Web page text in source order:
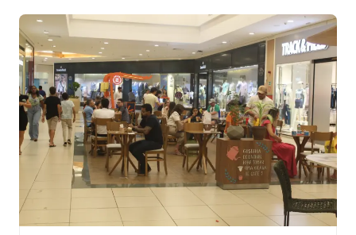
detrimento da saúde, há um grupo ainda […]